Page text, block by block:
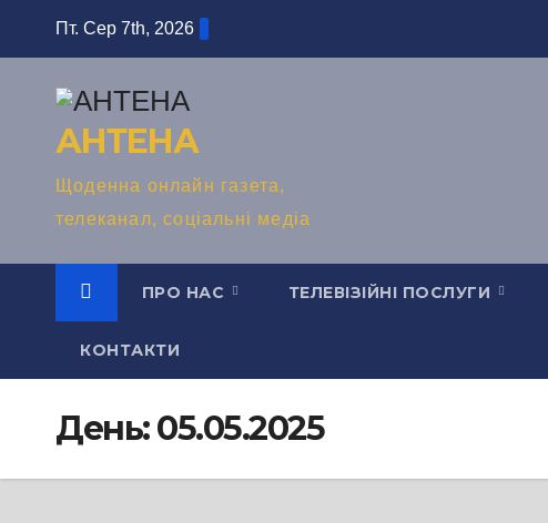
Пт. Сер 7th, 2026
АНТЕНА
Щоденна онлайн газета,
телеканал, соціальні медіа
ПРО НАС ТЕЛЕВІЗІЙНІ ПОСЛУГИ
КОНТАКТИ
День:05.05.2025